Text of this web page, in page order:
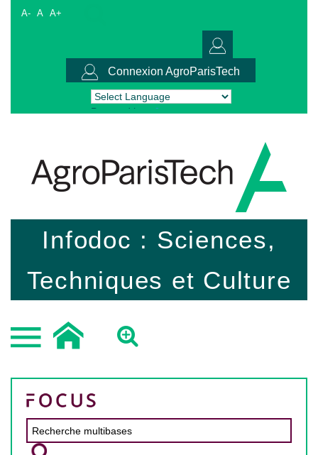
A- A A+
Connexion AgroParisTech
Powered by Translate
Infodoc : Sciences,
Techniques et Culture